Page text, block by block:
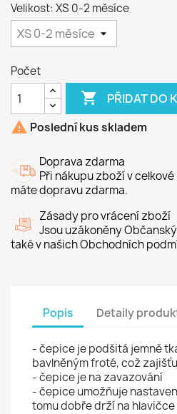
Velikost: XS 0-2 měsíce
Počet
 PŘIDAT DO
 Poslední kus skladem
Doprava zdarma
Při nákupu zboží v
máte dopravu zdarma.
Zásady pro vrácení zboží
Jsou uzákoněny
také v našich Obchodních
Popis Detaily
- čepice je podšitá jemně
bavlněným froté, což
- čepice je na zavazování
- čepice umožňuje
tomu dobře drží na hlavičce